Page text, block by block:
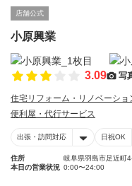
店舗公式
小原興業
3.09 写
住宅リフォーム・リノベーショ
便利屋・代行サービス
出張・訪問対応 日祝OK
住所
岐阜県羽島市足近町
本日の営業状況 0:00〜24:00